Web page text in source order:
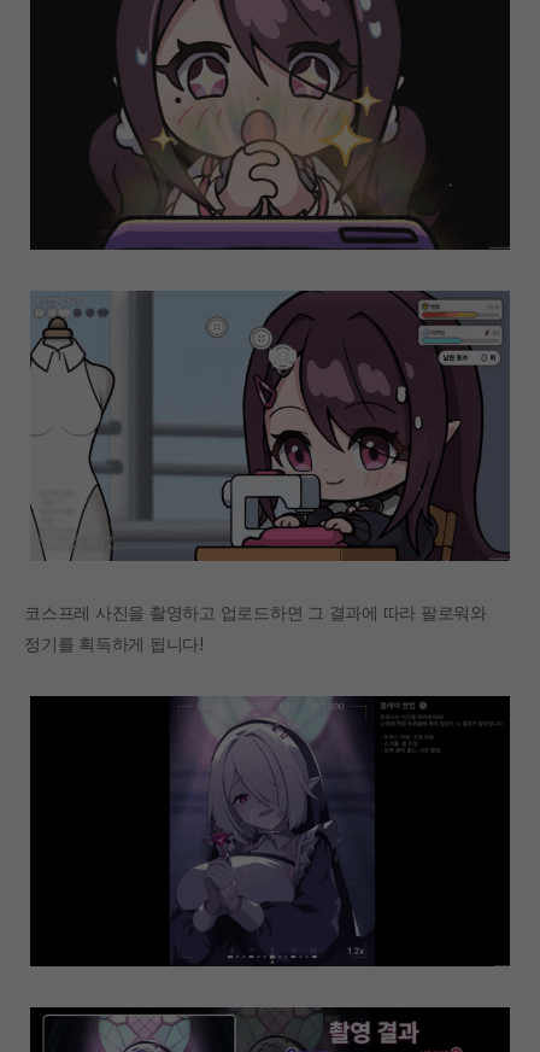
코스프레 사진을 촬영하고 업로드하면 그 결과에 따라 팔로워와
정기를 획득하게 됩니다!